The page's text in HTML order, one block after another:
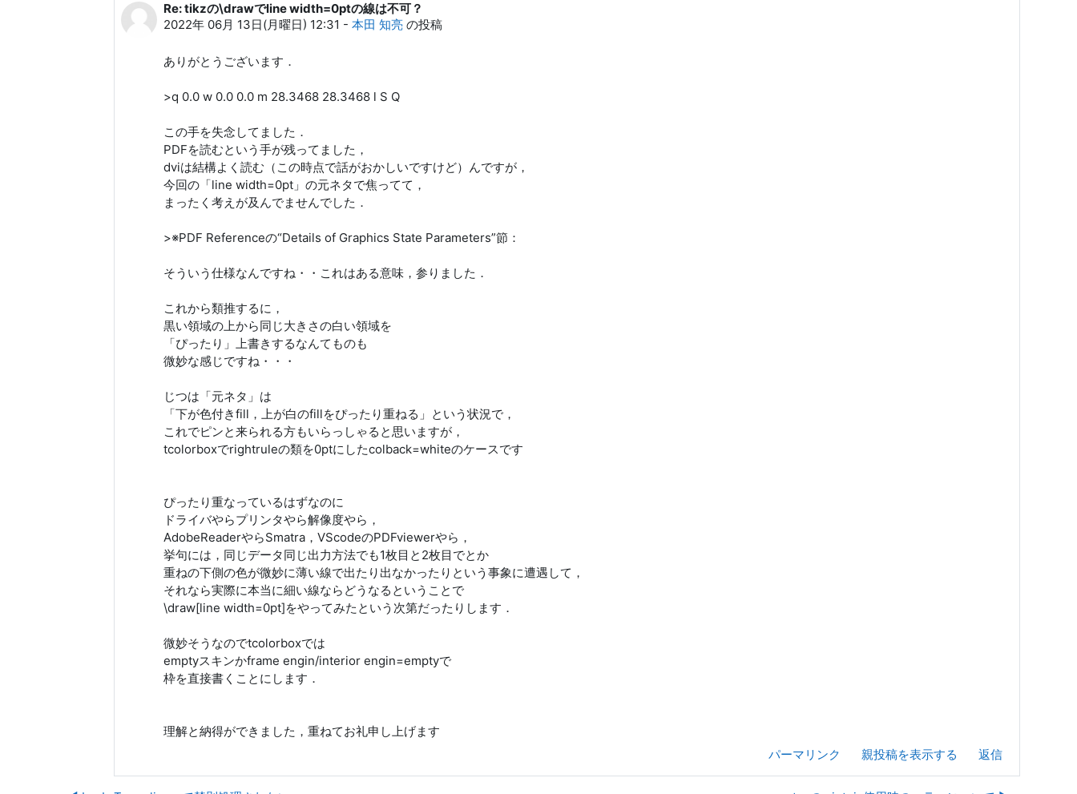
Z. R. への返信
Re: tikzの\drawでline width=0ptの線は不可？
2022年 06月 13日(月曜日) 12:31 -本田 知亮 の投稿
ありがとうございます．
>q 0.0 w 0.0 0.0 m 28.3468 28.3468 l S Q
この手を失念してました．
PDFを読むという手が残ってました，
dviは結構よく読む（この時点で話がおかしいですけど）んですが，
今回の「line width=0pt」の元ネタで焦ってて，
まったく考えが及んでませんでした．
>※PDF Referenceの“Details of Graphics State Parameters”節：
そういう仕様なんですね・・これはある意味，参りました．
これから類推するに，
黒い領域の上から同じ大きさの白い領域を
「ぴったり」上書きするなんてものも
微妙な感じですね・・・
じつは「元ネタ」は
「下が色付きfill，上が白のfillをぴったり重ねる」という状況で，
これでピンと来られる方もいらっしゃると思いますが，
tcolorboxでrightruleの類を0ptにしたcolback=whiteのケースです
ぴったり重なっているはずなのに
ドライバやらプリンタやら解像度やら，
AdobeReaderやらSmatra，VScodeのPDFviewerやら，
挙句には，同じデータ同じ出力方法でも1枚目と2枚目でとか
重ねの下側の色が微妙に薄い線で出たり出なかったりという事象に遭遇して，
それなら実際に本当に細い線ならどうなるということで
\draw[line width=0pt]をやってみたという次第だったりします．
微妙そうなのでtcolorboxでは
emptyスキンかframe engin/interior engin=emptyで
枠を直接書くことにします．
理解と納得ができました，重ねてお礼申し上げます
パーマリンク
親投稿を表示する 返信